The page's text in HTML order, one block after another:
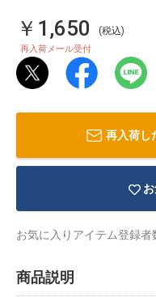
￥1,650 (税込)
再入荷メール受付
再入荷し
お気に入りアイテム登録者
商品説明
ーター